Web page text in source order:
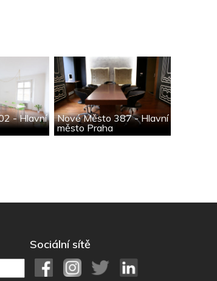
- Hlavní
Nové Město 387 - Hlavní
město Praha
Sociální sítě